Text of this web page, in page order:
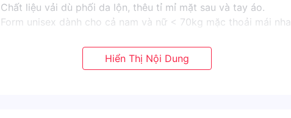
Chất liệu vải dù phối da lộn, thêu tỉ mỉ mặt sau và tay áo.
Form unisex dành cho cả nam và nữ < 70kg mặc thoải mái nha.